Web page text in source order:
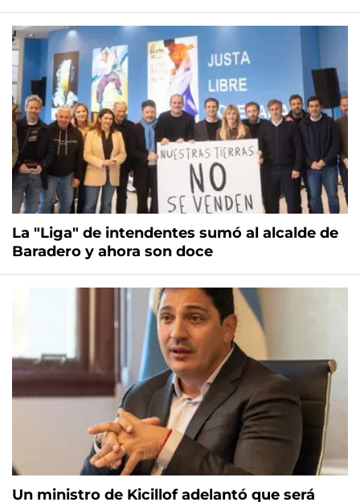
La "Liga" de intendentes sumó al alcalde de
Baradero y ahora son doce
Un ministro de Kicillof adelantó que será